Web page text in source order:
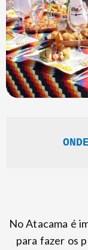
No Atacama é
para fazer os